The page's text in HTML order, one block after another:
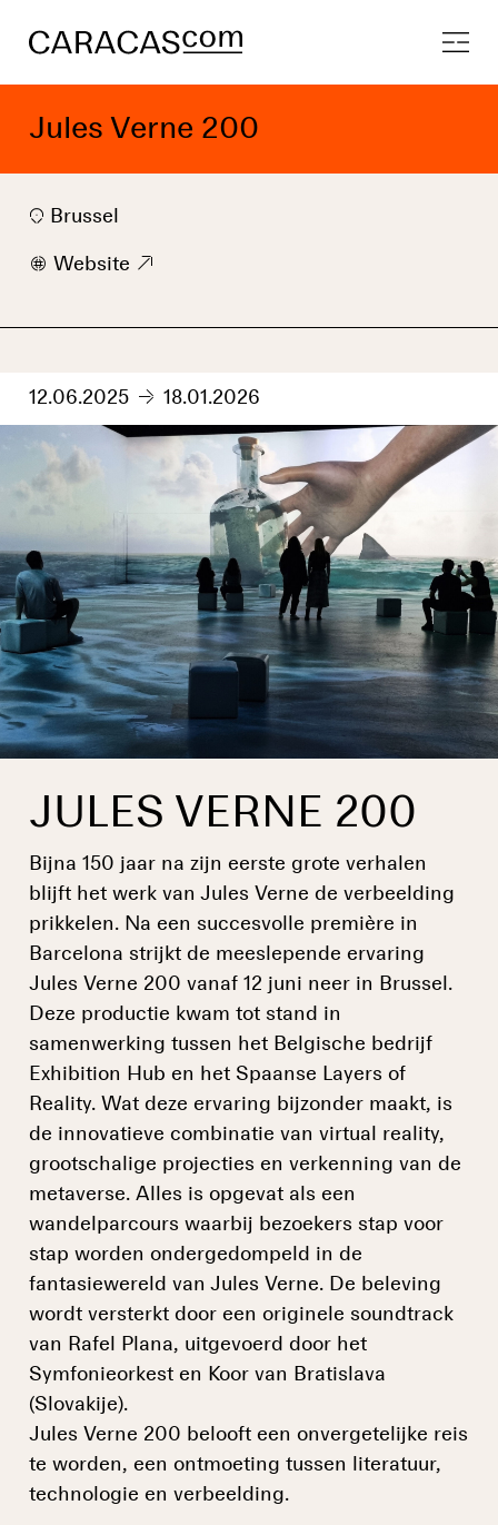
Jules Verne 200
Brussel
w Website 9
12.06.2025 18.01.2026
JULES VERNE 200
Bijna 150 jaar na zijn eerste grote verhalen
blijft het werk van Jules Verne de verbeelding
prikkelen. Na een succesvolle première in
Barcelona strijkt de meeslepende ervaring
Jules Verne 200 vanaf 12 juni neer in Brussel.
Deze productie kwam tot stand in
samenwerking tussen het Belgische bedrijf
Exhibition Hub en het Spaanse Layers of
Reality. Wat deze ervaring bijzonder maakt, is
de innovatieve combinatie van virtual reality,
grootschalige projecties en verkenning van de
metaverse. Alles is opgevat als een
wandelparcours waarbij bezoekers stap voor
stap worden ondergedompeld in de
fantasiewereld van Jules Verne. De beleving
wordt versterkt door een originele soundtrack
van Rafel Plana, uitgevoerd door het
Symfonieorkest en Koor van Bratislava
(Slovakije).
Jules Verne 200 belooft een onvergetelijke reis
te worden, een ontmoeting tussen literatuur,
technologie en verbeelding.